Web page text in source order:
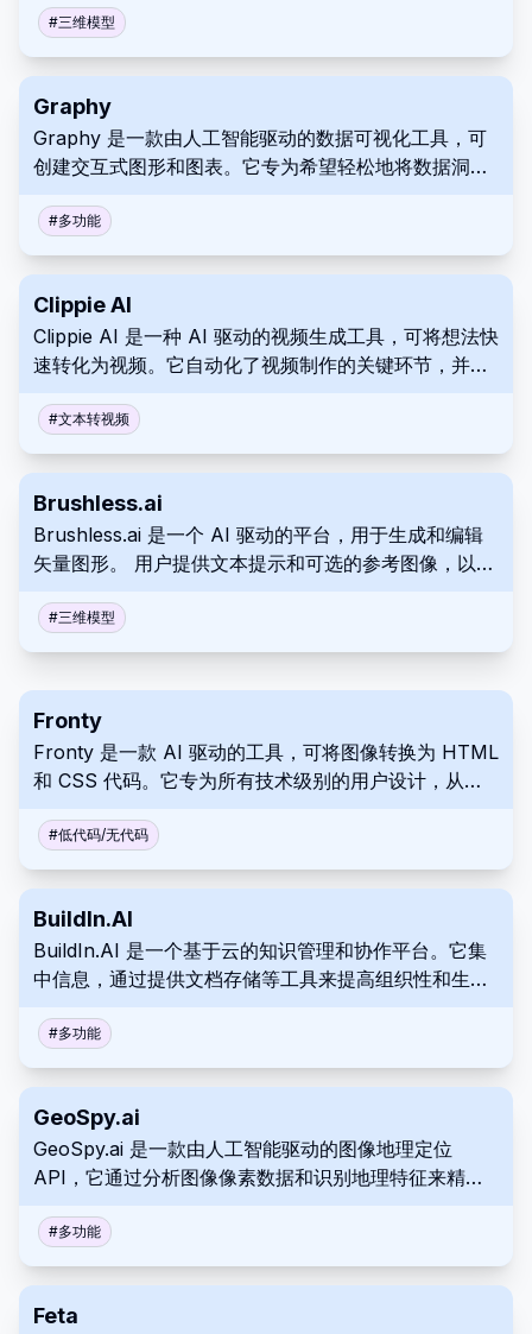
和房地产行业的专业人士受益。 与传统方法相比，这简
化并优化了工作流程，从而节省了时间和资源。
#三维模型
Graphy
Graphy 是一款由人工智能驱动的数据可视化工具，可
创建交互式图形和图表。它专为希望轻松地将数据洞察
并改善沟通、协作和决策的专业人士而设计。
#多功能
Clippie AI
Clippie AI 是一种 AI 驱动的视频生成工具，可将想法快
速转化为视频。它自动化了视频制作的关键环节，并提
论是社交媒体还是各种商业推广，Clippie AI 都能为营
销视频提供快速创作。
#文本转视频
Brushless.ai
Brushless.ai 是一个 AI 驱动的平台，用于生成和编辑
矢量图形。 用户提供文本提示和可选的参考图像，以快
具提供定制的风格创作，以实现独特的输出。
#三维模型
Fronty
Fronty 是一款 AI 驱动的工具，可将图像转换为 HTML
和 CSS 代码。它专为所有技术级别的用户设计，从经
Fronty 从设计模型或屏幕截图中快速创建网页。
#低代码/无代码
BuildIn.AI
BuildIn.AI 是一个基于云的知识管理和协作平台。它集
中信息，通过提供文档存储等工具来提高组织性和生产
#多功能
GeoSpy.ai
GeoSpy.ai 是一款由人工智能驱动的图像地理定位
API，它通过分析图像像素数据和识别地理特征来精确
种编程环境中。GeoSpy.ai 提供灵活的定价层级，从用
于试用的免费使用到用于广泛商业目的的可扩展计划以
#多功能
Feta